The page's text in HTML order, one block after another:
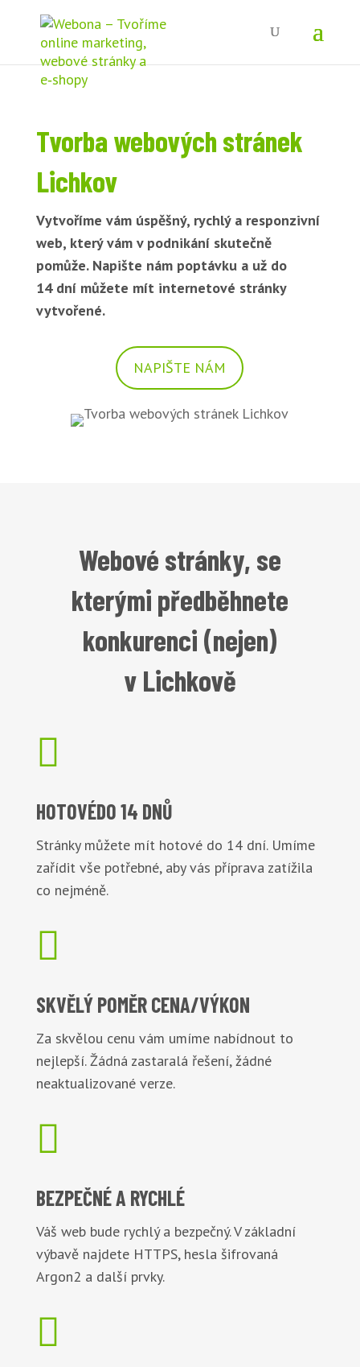
Tvorba webových stránek
Lichkov
Vytvoříme vám úspěšný, rychlý a responzivní
web, který vám v podnikání skutečně
pomůže. Napište nám poptávku a už do
14 dní můžete mít internetové stránky
vytvořené.
NAPIŠTE NÁM
Webové stránky, se
kterými předběhnete
konkurenci (nejen)
v Lichkově

HOTOVÉDO 14 DNŮ
Stránky můžete mít hotové do 14 dní. Umíme
zařídit vše potřebné, aby vás příprava zatížila
co nejméně.

SKVĚLÝ POMĚRCENA/VÝKON
Za skvělou cenu vám umíme nabídnout to
nejlepší. Žádná zastaralá řešení, žádné
neaktualizované verze.

BEZPEČNÉA RYCHLÉ
Váš web bude rychlý a bezpečný. V základní
výbavě najdete HTTPS, hesla šifrovaná
Argon2 a další prvky.
